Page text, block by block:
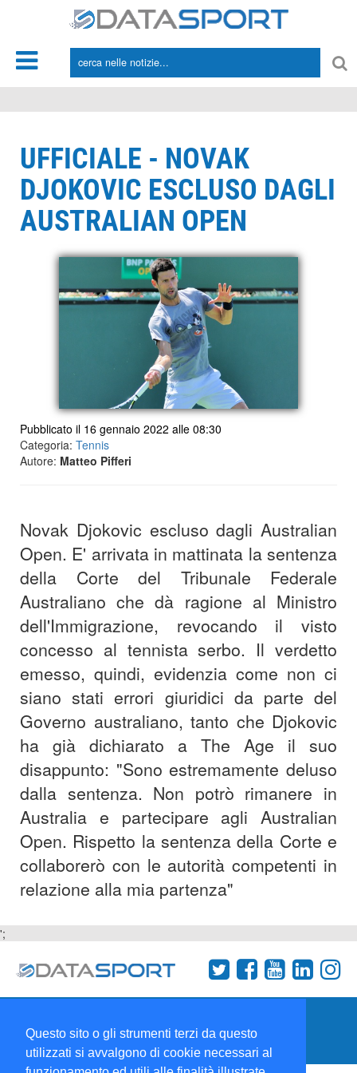
Questo sito o gli strumenti terzi da questo
utilizzati si avvalgono di cookie necessari al
UFFICIALE - NOVAK
DJOKOVIC ESCLUSO DAGLI
AUSTRALIAN OPEN
Pubblicato il 16 gennaio 2022 alle 08:30
Categoria: Tennis
Autore: Matteo Pifferi
Novak Djokovic escluso dagli Australian
Open. E' arrivata in mattinata la sentenza
della Corte del Tribunale Federale
Australiano che dà ragione al Ministro
dell'Immigrazione, revocando il visto
concesso al tennista serbo. Il verdetto
emesso, quindi, evidenzia come non ci
siano stati errori giuridici da parte del
Governo australiano, tanto che Djokovic
ha già dichiarato a The Age il suo
disappunto: "Sono estremamente deluso
dalla sentenza. Non potrò rimanere in
Australia e partecipare agli Australian
Open. Rispetto la sentenza della Corte e
collaborerò con le autorità competenti in
relazione alla mia partenza"
';
Collabora con noi